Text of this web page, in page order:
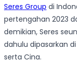
Seres Group di
pertengahan 2023
demikian, Seres
dahulu dipasarkan
serta Cina.